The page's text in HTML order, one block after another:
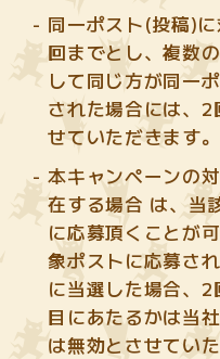
同一ポスト(投稿)
回までとし、複数
して同じ方が同一
された場合には、
せていただきます。
本キャンペーンの
在する場合 は、当
に応募頂くことが
象ポストに応募さ
に当選した場合、
目にあたるかは当
は無効とさせていた